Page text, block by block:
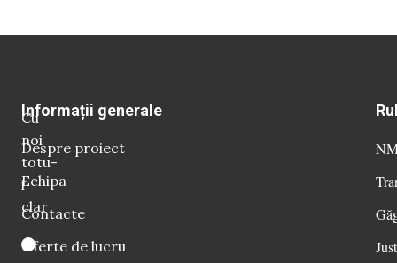
Cu
noi
totu-
i
clar
Informații generale
Despre proiect
Echipa
Contacte
Oferte de lucru